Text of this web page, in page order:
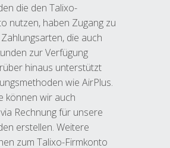
die den Talixo-
nutzen, haben Zugang zu
die auch
zur Verfügung
hinaus unterstützt
wie AirPlus.
können wir auch
Rechnung für unsere
erstellen. Weitere
zum Talixo-Firmkonto